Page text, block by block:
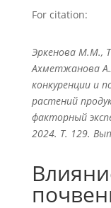
For citation:
Эркенова М.М.,
Ахметжанова
конкуренции и
растений
факторный
2024. Т. 129.